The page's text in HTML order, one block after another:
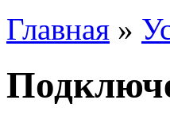
Главная »